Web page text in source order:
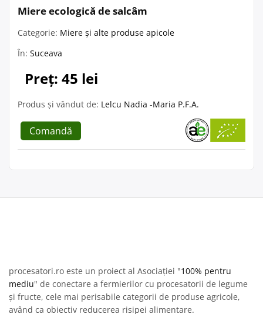
Miere ecologică de salcâm
Categorie: Miere și alte produse apicole
În: Suceava
Preț: 45 lei
Produs și vândut de: Lelcu Nadia -Maria P.F.A.
Comandă
procesatori.ro este un proiect al Asociației "100% pentru
mediu" de conectare a fermierilor cu procesatorii de legume
și fructe, cele mai perisabile categorii de produse agricole,
având ca obiectiv reducerea risipei alimentare.